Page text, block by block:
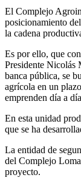
El Complejo
posicionamiento
la cadena
Es por ello, que
Presidente Nicolás
banca pública, se
agrícola en un
emprenden día a
En esta unidad
que se ha
La entidad de
del Complejo
proyecto.